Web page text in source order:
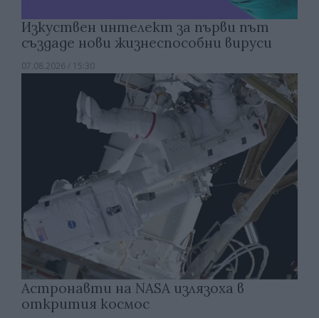
Изкуствен интелект за първи път
създаде нови жизнеспособни вируси
07.08.2026 / 15:30
Астронавти на NASA излязоха в
открития космос